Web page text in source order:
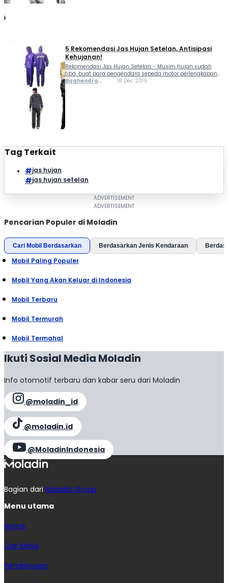
5 Rekomendasi Jas Hujan Setelan, Antisipasi
Kehujanan!
Rekomendasi Jas Hujan Setelan - Musim hujan sudah
tiba, buat para pengendara sepeda motor perlengkapan
yang satu ini jangan sampai lupa dibawa, apalagi kalau
Baghendra
18 Dec 2019
Tag Terkait
jas hujan
jas hujan setelan
Pencarian Populer di Moladin
Cari Mobil Berdasarkan Berdasarkan Jenis Kendaraan
Mobil Paling Populer
Mobil Yang Akan Keluar di Indonesia
Mobil Terbaru
Mobil Termurah
Mobil Termahal
Ikuti Sosial Media Moladin
Info otomotif terbaru dan kabar seru dari Moladin
@moladin_id
@moladin.id
@MoladinIndonesia
Bagian dari Moladin Group
Menu utama
Home
Cari Mobil
Pembiayaan